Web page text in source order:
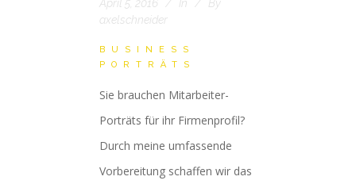
April 5, 2016 In
By
axelschneider
BUSINESS
PORTRÄTS
Sie brauchen Mitarbeiter-
Porträts für ihr Firmenprofil?
Durch meine umfassende
Vorbereitung schaffen wir das